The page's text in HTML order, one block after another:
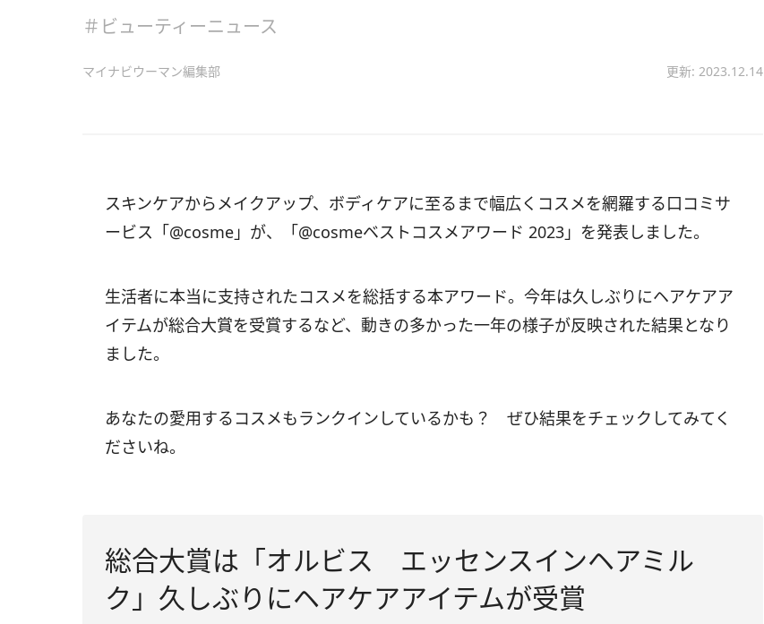
＃ビューティーニュース
マイナビウーマン編集部 更新: 2023.12.14
スキンケアからメイクアップ、ボディケアに至るまで幅広くコスメを網羅する口コミサ
ービス「@cosme」が、「@cosmeベストコスメアワード 2023」を発表しました。
生活者に本当に支持されたコスメを総括する本アワード。今年は久しぶりにヘアケアア
イテムが総合大賞を受賞するなど、動きの多かった一年の様子が反映された結果となり
ました。
あなたの愛用するコスメもランクインしているかも？ ぜひ結果をチェックしてみてく
ださいね。
総合大賞は「オルビス エッセンスインヘアミル
ク」久しぶりにヘアケアアイテムが受賞